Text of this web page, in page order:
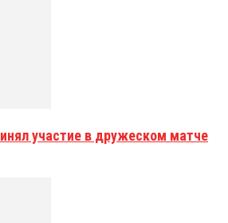
участие в дружеском матче